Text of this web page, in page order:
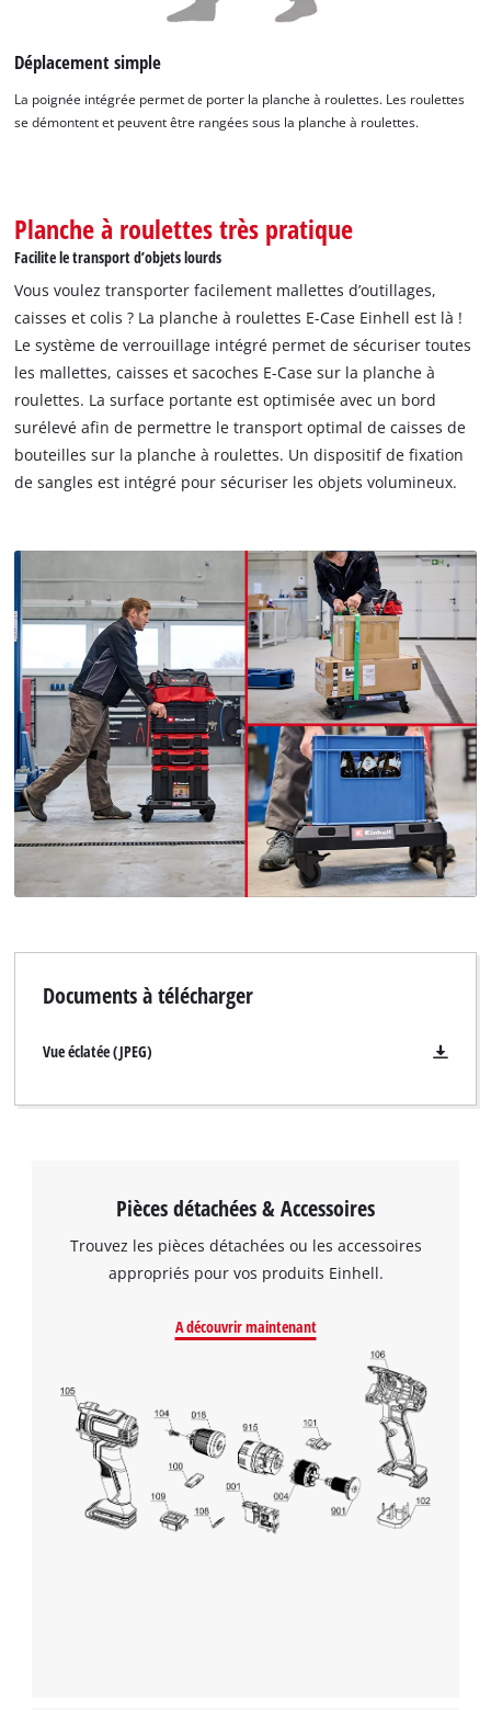
Nous avons besoin de votre accord pour
pouvoir charger Google Maps !
This content is not permitted to load due
to trackers that are not disclosed to the
visitor. The website owner needs to setup
the site with their CMP to add this content
to the list of technologies used.
Powered byUsercentrics Consent
Management Platform
Déplacement simple
La poignée intégrée permet de porter la planche à roulettes. Les roulettes
se démontent et peuvent être rangées sous la planche à roulettes.
Planche à roulettes très pratique
Facilite le transport d’objets lourds
Vous voulez transporter facilement mallettes d’outillages,
caisses et colis ? La planche à roulettes E-Case Einhell est là !
Le système de verrouillage intégré permet de sécuriser toutes
les mallettes, caisses et sacoches E-Case sur la planche à
roulettes. La surface portante est optimisée avec un bord
surélevé afin de permettre le transport optimal de caisses de
bouteilles sur la planche à roulettes. Un dispositif de fixation
de sangles est intégré pour sécuriser les objets volumineux.
Documents à télécharger
Vue éclatée (JPEG)
Pièces détachées & Accessoires
Trouvez les pièces détachées ou les accessoires
appropriés pour vos produits Einhell.
A découvrir maintenant